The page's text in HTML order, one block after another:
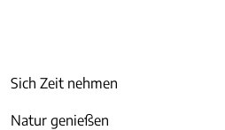
Sich Zeit nehmen
Natur genießen